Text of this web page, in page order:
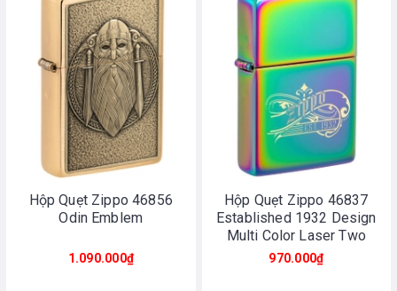
Hộp Quẹt Zippo 46856
Odin Emblem
1.090.000₫
Hộp Quẹt Zippo 46837
Established 1932 Design
Multi Color Laser Two
Tone
970.000₫